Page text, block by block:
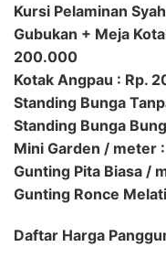
Kursi Pelaminan
Gubukan + Meja
200.000
Kotak Angpau : Rp.
Standing Bunga
Standing Bunga
Mini Garden / meter
Gunting Pita Biasa /
Gunting Ronce
Daftar Harga